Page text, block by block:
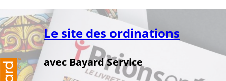
au
contenu Le site des ordinations
avec Bayard Service